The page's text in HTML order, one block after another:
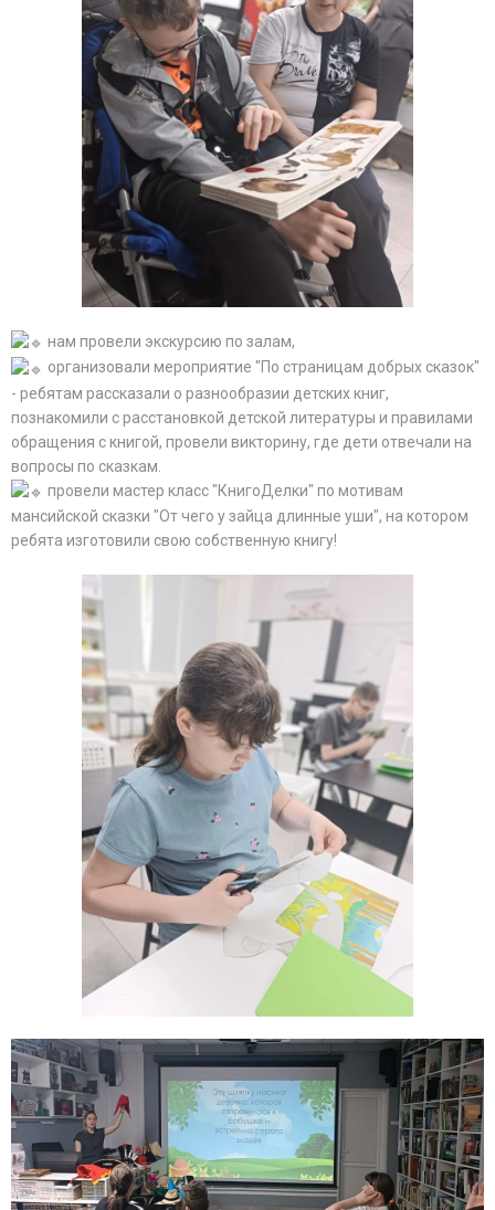
нам провели экскурсию по залам,
организовали мероприятие "По страницам добрых сказок"
- ребятам рассказали о разнообразии детских книг,
познакомили с расстановкой детской литературы и правилами
обращения с книгой, провели викторину, где дети отвечали на
вопросы по сказкам.
провели мастер класс "КнигоДелки" по мотивам
мансийской сказки "От чего у зайца длинные уши", на котором
ребята изготовили свою собственную книгу!